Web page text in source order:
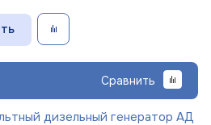
Сравнить
дизельный генератор АД